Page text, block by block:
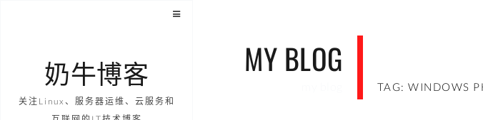
奶牛博客
关注Linux、服务器运维、云服务和
MY BLOG
TAG: WINDOWS